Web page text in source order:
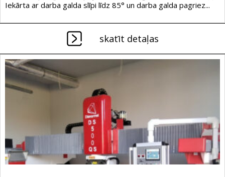
Iekārta ar darba galda slīpi līdz 85° un darba galda pagriez...
skatīt detaļas